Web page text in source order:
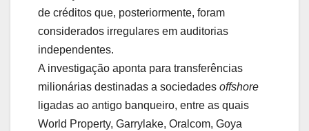
de créditos que, posteriormente, foram
considerados irregulares em auditorias
independentes.
A investigação aponta para transferências
milionárias destinadas a sociedades offshore
ligadas ao antigo banqueiro, entre as quais
World Property, Garrylake, Oralcom, Goya